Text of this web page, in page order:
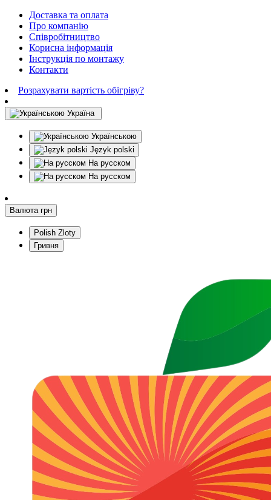
Доставка та оплата
Про компанію
Співробітництво
Корисна інформація
Інструкція по монтажу
Контакти
Розрахувати вартість обігріву?
Україна
Українською
Język polski
На русском
На русском
Валюта грн
Polish Zloty
Гривня